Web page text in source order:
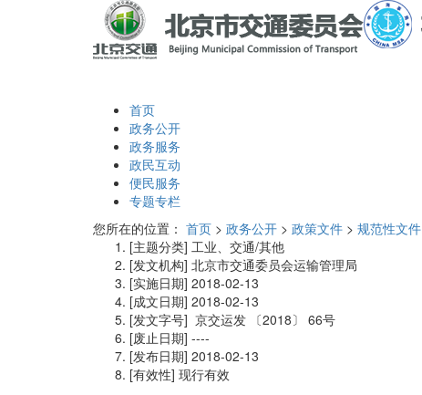
首页
政务公开
政务服务
政民互动
便民服务
专题专栏
您所在的位置： 首页 > 政务公开 > 政策文件 > 规范性文件
[主题分类] 工业、交通/其他
[发文机构] 北京市交通委员会运输管理局
[实施日期] 2018-02-13
[成文日期] 2018-02-13
[发文字号] 京交运发 〔2018〕 66号
[废止日期] ----
[发布日期] 2018-02-13
[有效性] 现行有效